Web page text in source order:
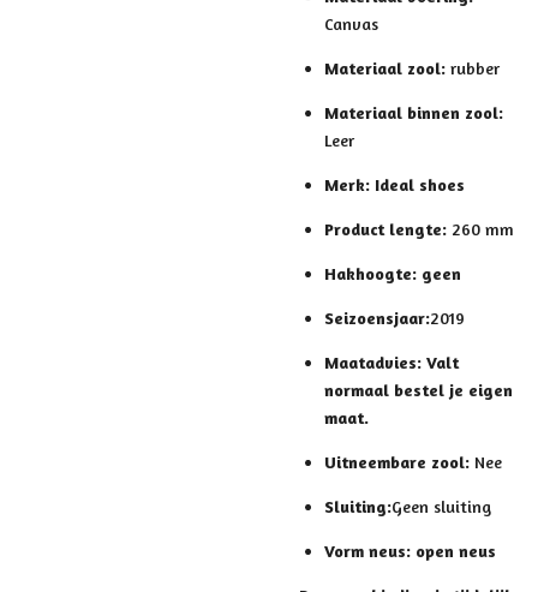
Canvas
Materiaal zool: rubber
Materiaal binnen zool:
Leer
Merk: Ideal shoes
Product lengte: 260 mm
Hakhoogte: geen
Seizoensjaar:2019
Maatadvies: Valt
normaal bestel je eigen
maat.
Uitneembare zool: Nee
Sluiting:Geen sluiting
Vorm neus: open neus